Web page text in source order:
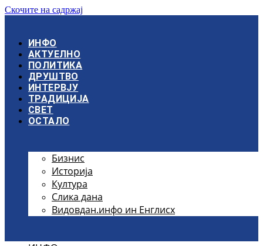
Скочите на садржај
ИНФО
АКТУЕЛНО
ПОЛИТИКА
ДРУШТВО
ИНТЕРВЈУ
ТРАДИЦИЈА
СВЕТ
ОСТАЛО
Бизнис
Историја
Култура
Слика дана
Видовдан.инфо ин Енглисх